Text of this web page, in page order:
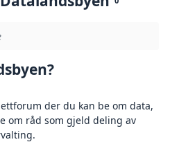
der du kan be om data,
om råd som gjeld deling av